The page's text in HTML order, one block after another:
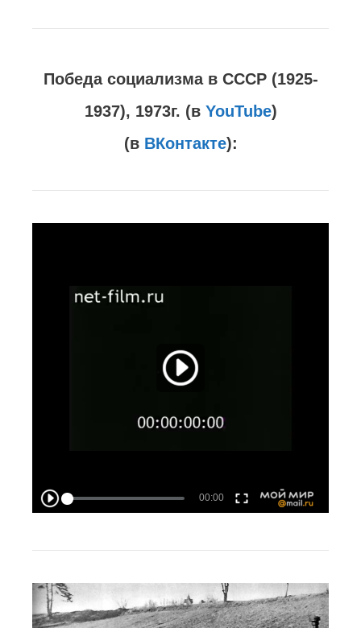
Победа социализма в СССР (1925-
1937), 1973г. (в YouTube)
(в ВКонтакте):